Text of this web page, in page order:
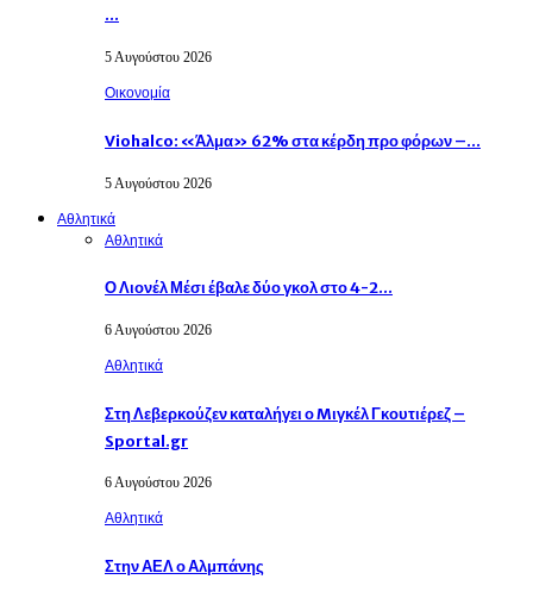
…
5 Αυγούστου 2026
Οικονομία
Viohalco: «Άλμα» 62% στα κέρδη προ φόρων –…
5 Αυγούστου 2026
Αθλητικά
Αθλητικά
Ο Λιονέλ Μέσι έβαλε δύο γκολ στο 4-2…
6 Αυγούστου 2026
Αθλητικά
Στη Λεβερκούζεν καταλήγει ο Mιγκέλ Γκουτιέρεζ –
Sportal.gr
6 Αυγούστου 2026
Αθλητικά
Στην ΑΕΛ ο Αλμπάνης